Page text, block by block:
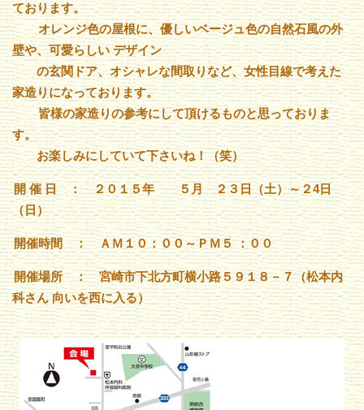
ております。
オレンジ色の屋根に、優しいベージュ色の自然石風の外
壁や、可愛らしい デザイン
の玄関ドア、オシャレな間取りなど、女性目線で考えた
家造りになっております。
皆様の家造りの参考にして頂けるものと思っておりま
す。
お楽しみにしていて下さいね！（笑）
開 催 日 ： ２０１５年 ５月 ２３日（土）～２4日
（日）
開催時間 ： ＡＭ１０：００～ＰＭ５ ：００
開催場所 ： 宮崎市下北方町横小路５９１８－７（松本内
科さん 向いを西に入る）